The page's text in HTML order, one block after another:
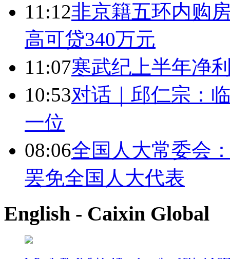
11:12非京籍五环内购
高可贷340万元
11:07寒武纪上半年净
10:53对话｜邱仁宗：
一位
08:06全国人大常委会
罢免全国人大代表
English - Caixin Global